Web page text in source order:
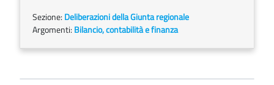
Sezione: Deliberazioni della Giunta regionale
Argomenti: Bilancio, contabilità e finanza